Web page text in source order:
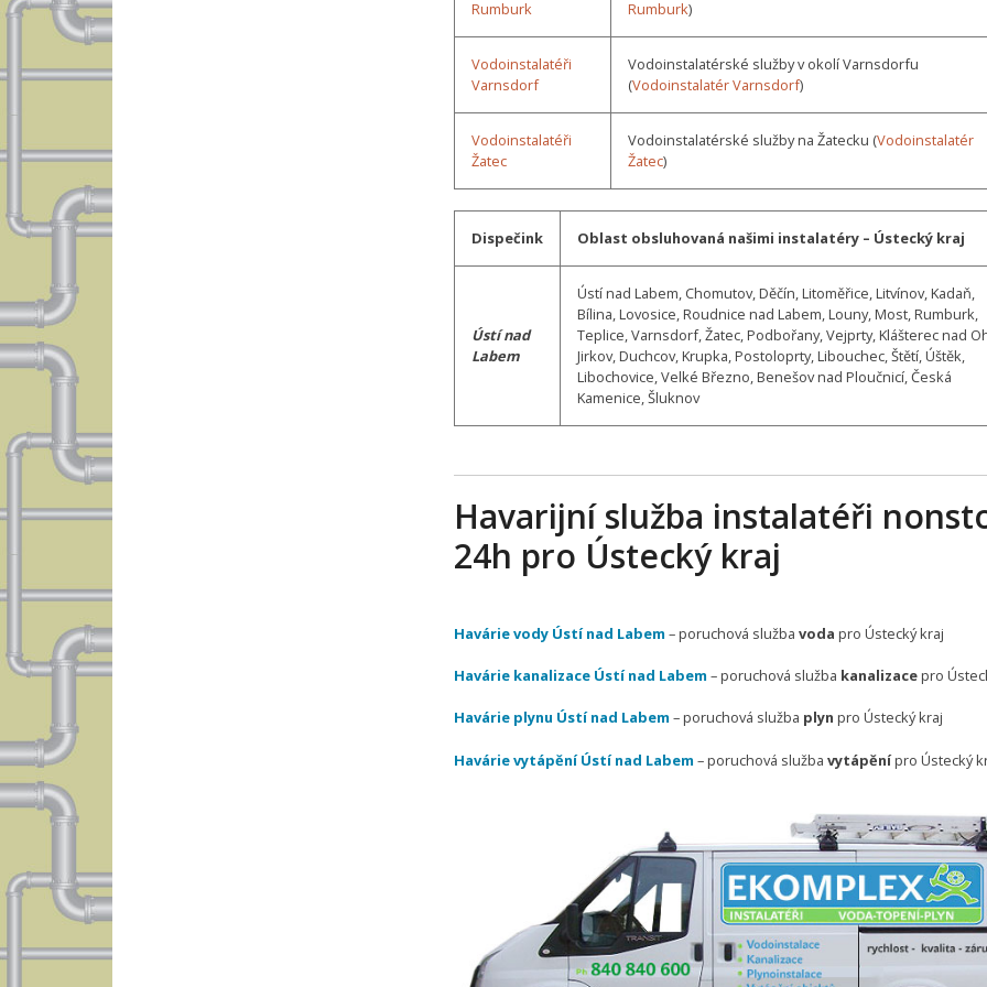
Rumburk Rumburk)
Vodoinstalatéři
Varnsdorf
Vodoinstalatérské služby v okolí Varnsdorfu
(Vodoinstalatér Varnsdorf)
Vodoinstalatéři
Žatec
Vodoinstalatérské služby na Žatecku (Vodoinstalatér
Žatec)
Dispečink Oblast obsluhovaná našimi instalatéry – Ústecký kraj
Ústí nad
Labem
Ústí nad Labem, Chomutov, Děčín, Litoměřice, Litvínov, Kadaň,
Bílina, Lovosice, Roudnice nad Labem, Louny, Most, Rumburk,
Teplice, Varnsdorf, Žatec, Podbořany, Vejprty, Klášterec nad
Jirkov, Duchcov, Krupka, Postoloprty, Libouchec, Štětí, Úštěk,
Libochovice, Velké Březno, Benešov nad Ploučnicí, Česká
Kamenice, Šluknov
Havarijní služba instalatéři
24h pro Ústecký kraj
Havárie vody Ústí nad Labem – poruchová služba voda pro Ústecký kraj
Havárie kanalizace Ústí nad Labem – poruchová služba kanalizacepro
Havárie plynu Ústí nad Labem – poruchová služba plyn pro Ústecký kraj
Havárie vytápění Ústí nad Labem – poruchová služba vytápěnípro Ústecký